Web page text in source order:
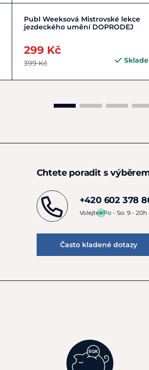
Do košíku
Publ Weeksová Mistrovské lekce
jezdeckého umění DOPRODEJ
299 Kč
399 Kč
Chtete poradit s
+420 602 378
Volejte Po - So: 9 - 20h
Často kladené dotazy